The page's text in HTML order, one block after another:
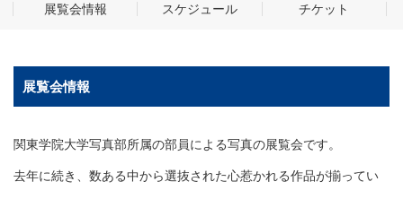
展覧会情報 スケジュール チケット
展覧会情報
関東学院大学写真部所属の部員による写真の展覧会です。
去年に続き、数ある中から選抜された心惹かれる作品が揃ってい